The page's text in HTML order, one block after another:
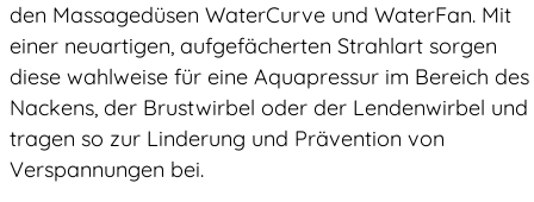
den Massagedüsen WaterCurve und WaterFan. Mit
einer neuartigen, aufgefächerten Strahlart sorgen
diese wahlweise für eine Aquapressur im Bereich des
Nackens, der Brustwirbel oder der Lendenwirbel und
tragen so zur Linderung und Prävention von
Verspannungen bei.